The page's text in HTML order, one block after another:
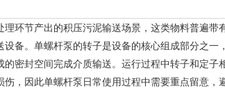
环节产出的积压污泥输送场景，这类物料普遍带
备。单螺杆泵的转子是设备的核心组成部分之一
密封空间完成介质输送。运行过程中转子和定子
，因此单螺杆泵日常使用过程中需要重点留意，